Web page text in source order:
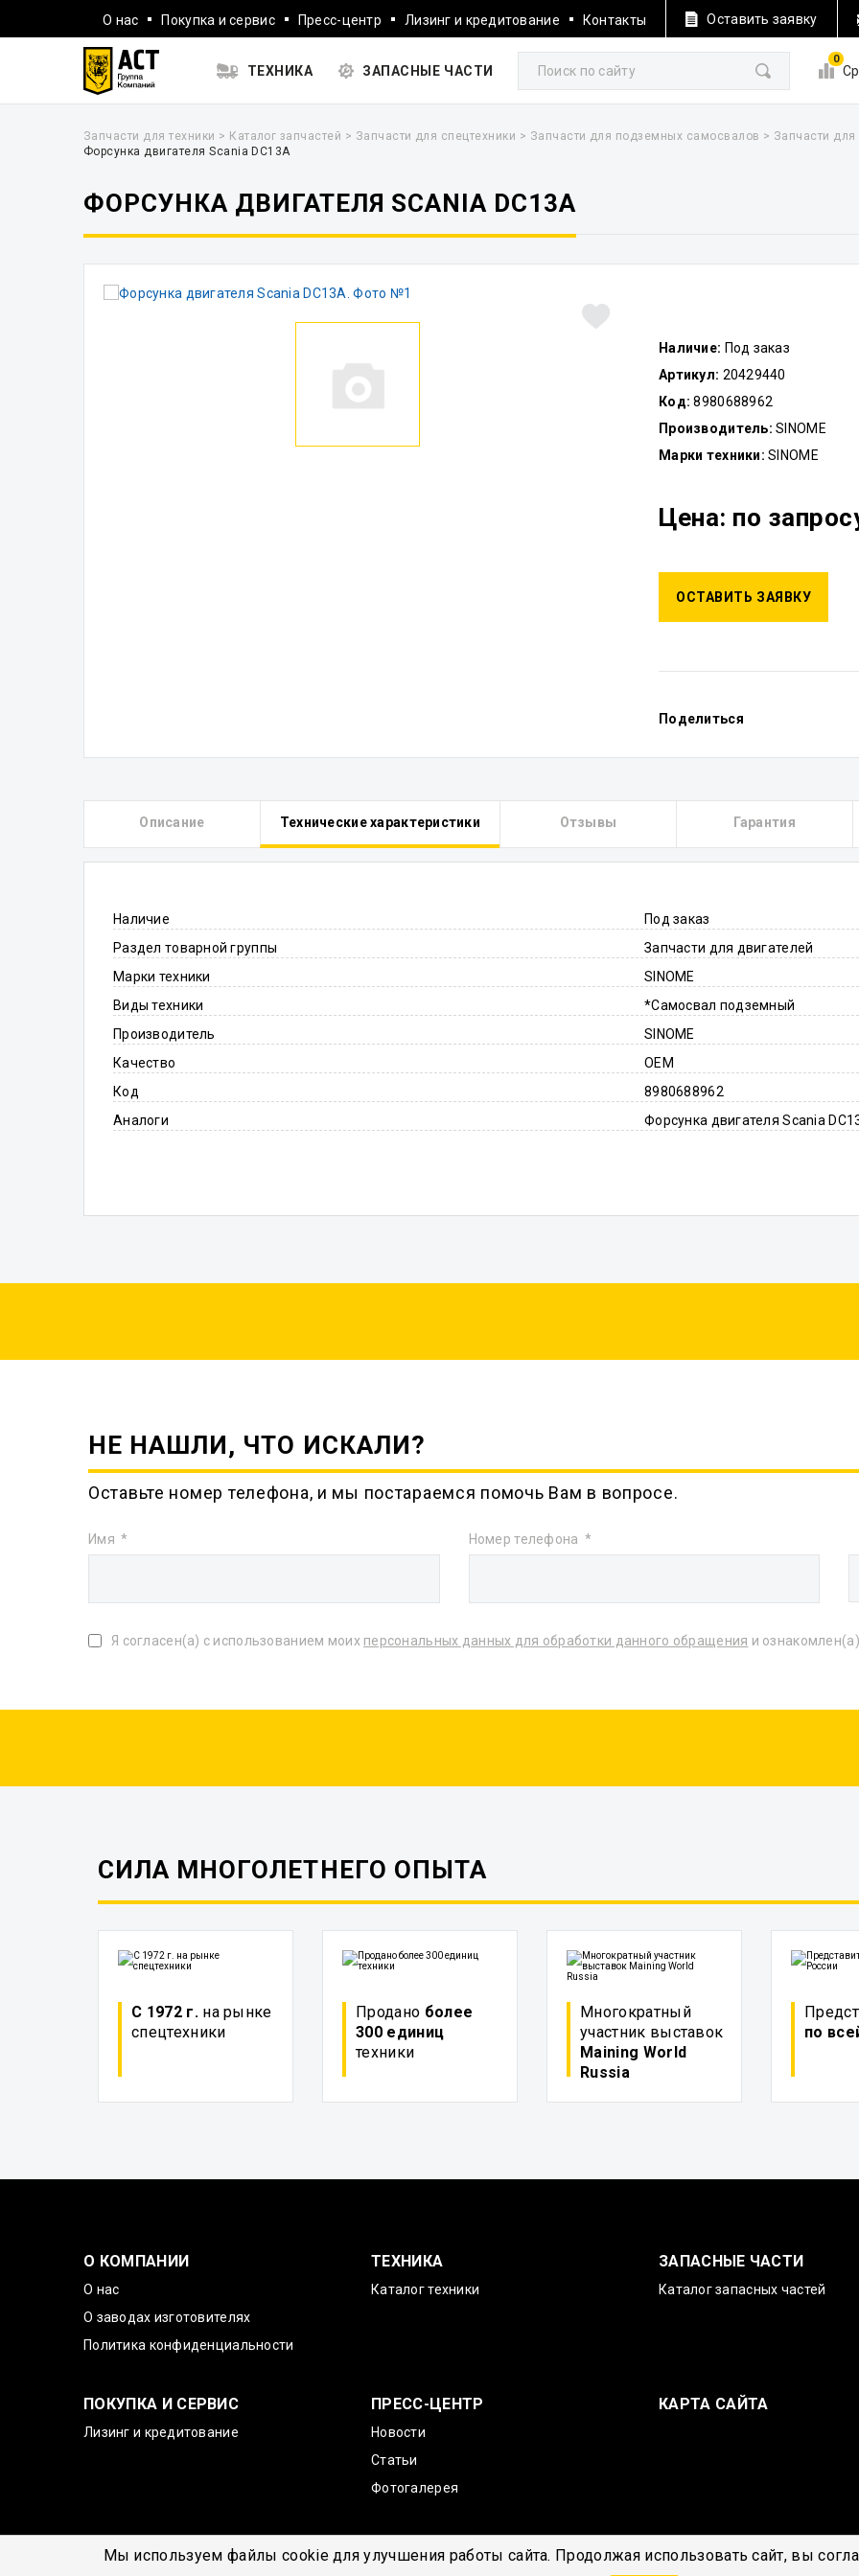
Мы используем файлы cookie для улучшения работы сайта. Продолжая использовать сайт, вы
О нас Покупка и сервис Пресс-центр Лизинг и кредитование Контакты Оставить заявку
ТЕХНИКА ЗАПАСНЫЕ ЧАСТИ
0
Запчасти для техники > Каталог запчастей > Запчасти для спецтехники > Запчасти для подземных самосвалов > Запчасти
Форсунка двигателя Scania DC13A
ФОРСУНКА ДВИГАТЕЛЯ SCANIA DC13A
Наличие: Под заказ
Артикул: 20429440
Код: 8980688962
Производитель: SINOME
Марки техники: SINOME
Цена: по
ОСТАВИТЬ ЗАЯВКУ
Поделиться
Описание Технические характеристики Отзывы Гарантия
Наличие
Под заказ
Раздел товарной группы
Запчасти для двигателей
Марки техники
SINOME
Виды техники
*Самосвал подземный
Производитель
SINOME
Качество
OEM
Код
8980688962
Аналоги
Форсунка двигателя Scania
НЕ НАШЛИ, ЧТО ИСКАЛИ?
Оставьте номер телефона, и мы постараемся помочь Вам в вопросе.
Имя Номер телефона
Я согласен(а) с использованием моих персональных данных для обработки данного обращения и
СИЛА МНОГОЛЕТНЕГО ОПЫТА
С 1972 г.на рынке
спецтехники
Продано более
300 единиц
техники
Многократный
участник выставок
Maining World
Russia
по
О КОМПАНИИ
О нас
О заводах изготовителях
Политика конфиденциальности
ТЕХНИКА
Каталог техники
ЗАПАСНЫЕ ЧАСТИ
Каталог запасных частей
ПОКУПКА И СЕРВИС
Лизинг и кредитование
ПРЕСС-ЦЕНТР
Новости
Статьи
Фотогалерея
КАРТА САЙТА